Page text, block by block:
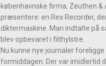
københavnske firma, Zeuthen
præsentere: en Rex Recorder,
diktermaskine. Man indtalte på
blev opbevaret i filthylstre.
Nu kunne nye journaler
formiddagen. Der var imidlertid